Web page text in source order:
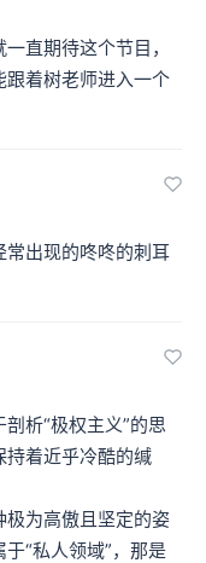
直期待这个节目，
着树老师进入一个
常出现的咚咚的刺耳
析“极权主义”的思
持着近乎冷酷的缄
极为高傲且坚定的姿
“私人领域”，那是